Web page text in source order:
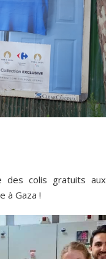
des colis gratuits aux
à Gaza !